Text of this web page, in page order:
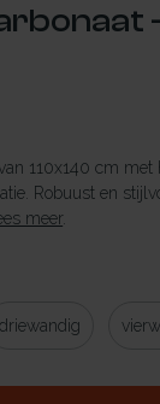
110x140 cm met
Robuust en
meer.
driewandig